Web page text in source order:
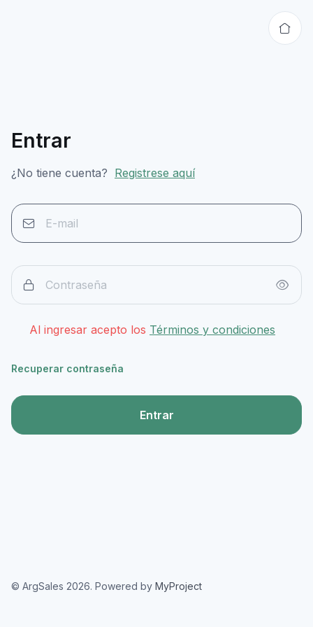
Entrar
¿No tiene cuenta? Registrese aquí
Al ingresar acepto los Términos y condiciones
Recuperar contraseña
Entrar
© ArgSales 2026. Powered by MyProject